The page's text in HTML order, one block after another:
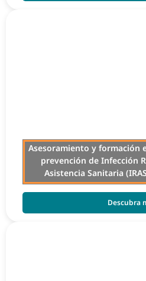
Asesoramiento y formación
prevención de Infección
Asistencia Sanitaria
Descubra